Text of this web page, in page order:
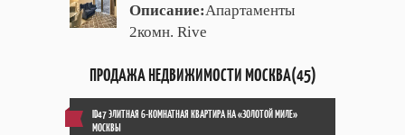
Описание:Апартаменты
2комн. Rive
ПРОДАЖА НЕДВИЖИМОСТИ МОСКВА(45)
ID47 ЭЛИТНАЯ 6-КОМНАТНАЯ КВАРТИРА НА «ЗОЛОТОЙ МИЛЕ»
МОСКВЫ